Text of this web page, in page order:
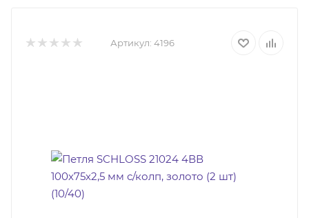
Артикул: 4196